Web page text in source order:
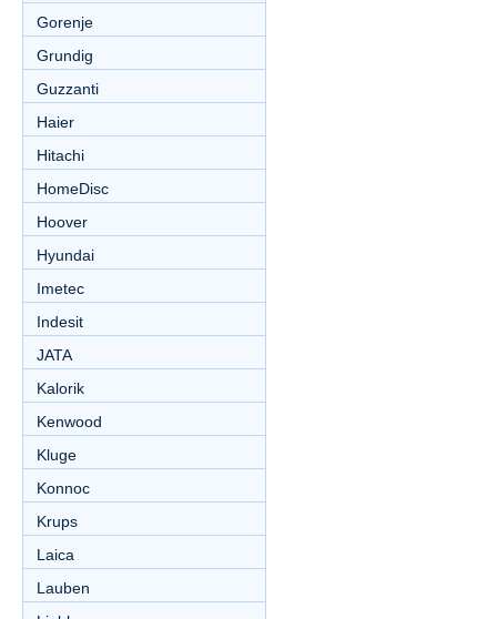
Gorenje
Grundig
Guzzanti
Haier
Hitachi
HomeDisc
Hoover
Hyundai
Imetec
Indesit
JATA
Kalorik
Kenwood
Kluge
Konnoc
Krups
Laica
Lauben